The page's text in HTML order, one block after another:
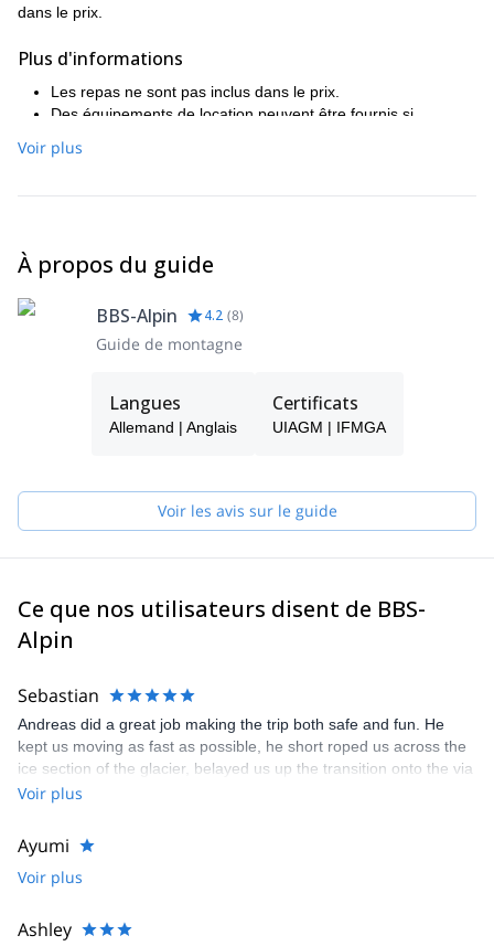
dans le prix.
Plus d'informations
Les repas ne sont pas inclus dans le prix.
Des équipements de location peuvent être fournis si
Voir plus
À propos du guide
BBS-Alpin 4.2 (8)
Guide de montagne
Langues
Allemand | Anglais
Certificats
UIAGM | IFMGA
Voir les avis sur le guide
Ce que nos utilisateurs disent de BBS-
Alpin
Sebastian
Andreas did a great job making the trip both safe and fun. He
kept us moving as fast as possible, he short roped us across the
ice section of the glacier, belayed us up the transition onto the via
ferrata and short roped us up a slab that meant we got the
but it was raining. Both Andreas and us were free to do it a day
later so we did which I imagine really improved the experience.
Voir plus
Ayumi
Voir plus
Ashley